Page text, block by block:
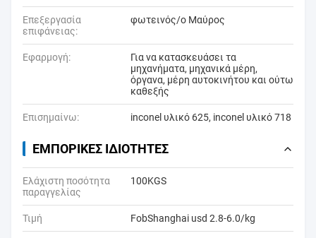
Επεξεργασία
επιφάνειας:
φωτεινός/ο Μαύρος
Εφαρμογή:
Για να κατασκευάσει τα
μηχανήματα, μηχανικά μέρη,
όργανα, μέρη αυτοκινήτου και ούτω
καθεξής
Επισημαίνω: inconel υλικό 625, inconel υλικό 718
ΕΜΠΟΡΙΚΈΣ ΙΔΙΌΤΗΤΕΣ
Ελάχιστη ποσότητα
παραγγελίας
100KGS
Τιμή FobShanghai usd 2.8-6.0/kg